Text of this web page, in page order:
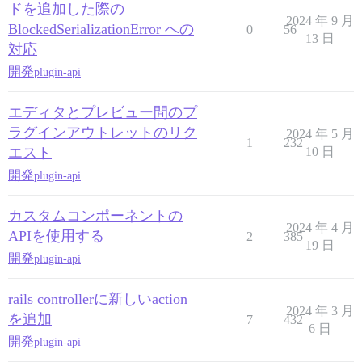
ドを追加した際の
BlockedSerializationError への
対応
開発plugin-api
0 56
2024 年 9 月
13 日
エディタとプレビュー間のプ
ラグインアウトレットのリク
エスト
開発plugin-api
1 232
2024 年 5 月
10 日
カスタムコンポーネントの
APIを使用する
開発plugin-api
2 385
2024 年 4 月
19 日
rails controllerに新しいaction
を追加
開発plugin-api
7 432
2024 年 3 月
6 日